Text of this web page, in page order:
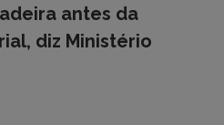
antes da
diz Ministério